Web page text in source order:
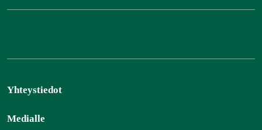
Yhteystiedot
Medialle